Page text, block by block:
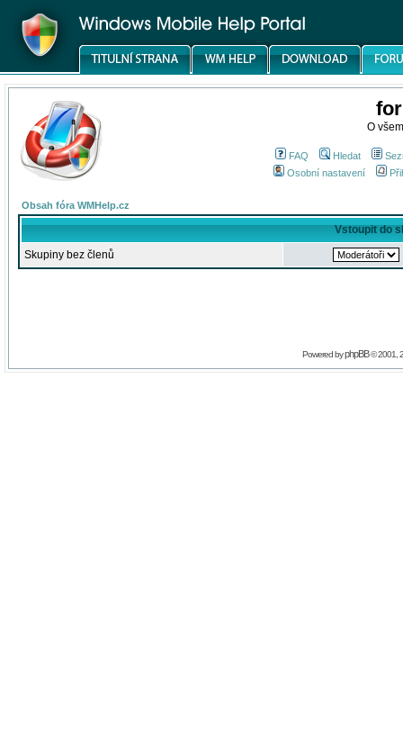
O
FAQ Hledat
Osobní nastavení
Obsah fóra WMHelp.cz
Vstoupit do
Skupiny bez členů
Powered byphpBB© 2001,